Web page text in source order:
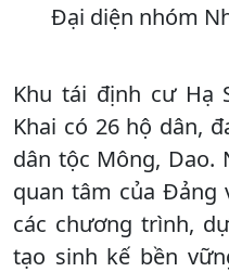
Đại diện nhóm
Khu tái định cư Hạ
Khai có 26 hộ dân,
dân tộc Mông, Dao.
quan tâm của Đảng
các chương trình,
tạo sinh kế bền